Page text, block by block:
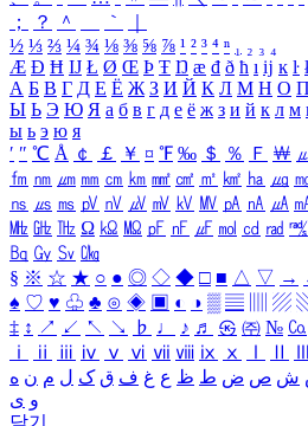
；
？ ＾ ｀
½ ⅓ ⅔ ¼ ¾ ⅛ ⅜ ⅝ ⅞ ¹ ² ³ ⁴ ⁿ ₁ ₂ ₃ ₄
Æ Ð Ħ Ĳ Ł Ø Œ Þ Ŧ Ŋ æ đ ð ħ ı ĳ ĸ ŀ ł
А Б В Г Д Е Ё Ж З И Й К Л М Н О П
Ы Ь Э Ю Я а б в г д е ё ж з и й к л м
ы ь э ю я
′ ″ ℃ Å ￠ ￡ ￥ ¤ ℉ ‰ ＄ ％ Ｆ ￦
㎙ ㎚ ㎛ ㎜ ㎝ ㎞ ㎟ ㎠ ㎡ ㎢ ㏊ ㎍
㎱ ㎲ ㎳ ㎴ ㎵ ㎶ ㎷ ㎸ ㎹ ㎀ ㎁ ㎂
㎒ ㎓ ㎔ Ω ㏀ ㏁ ㎊ ㎋ ㎌ ㏖ ㏅ ㎭ ㎮
㏃ ㏉ ㏜ ㏆
§ ※ ☆ ★ ○ ● ◎ ◇ ◆ □ ■ △ ▽ →
♠ ♡ ♥ ♧ ♣ ⊙ ◈ ▣ ◐ ◑ ▒ ▤ ▨
‡ ↕ ↗ ↙ ↖ ↘ ♭ ♩ ♪ ♬ ㉿ ㈜ № ㏇
ⅰ
ⅱ ⅲ ⅳ ⅴ ⅵ ⅶ ⅷ ⅸ ⅹ
ش ص ض ط ظ ع غ ف ق ک ل م ن ه
و ی